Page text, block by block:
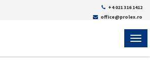
+4 021 316 1412
office@prolex.ro